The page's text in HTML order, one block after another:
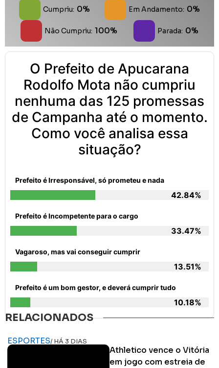
Cumpriu: 0% Em Andamento: 0%
Não Cumpriu: 100% Parada: 0%
O Prefeito de Apucarana
Rodolfo Mota não cumpriu
nenhuma das 125 promessas
de Campanha até o momento.
Como você analisa essa
situação?
Prefeito é Irresponsável, só prometeu e nada
42.84%
Prefeito é Incompetente para o cargo
33.47%
Vagaroso, mas vai conseguir cumprir
13.51%
Prefeito é um bom gestor, e deverá cumprir tudo
10.18%
RELACIONADOS
ESPORTES/ HÁ 3 DIAS
Athletico vence o Vitória
em jogo com estreia de